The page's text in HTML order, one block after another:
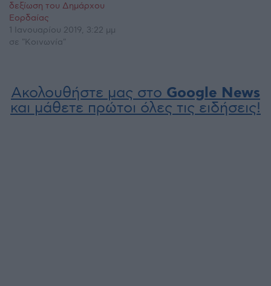
δεξίωση του Δημάρχου
Εορδαίας
1 Ιανουαρίου 2019, 3:22 μμ
σε "Κοινωνία"
Ακολουθήστε μας στο Google News
και μάθετε πρώτοι όλες τις ειδήσεις!